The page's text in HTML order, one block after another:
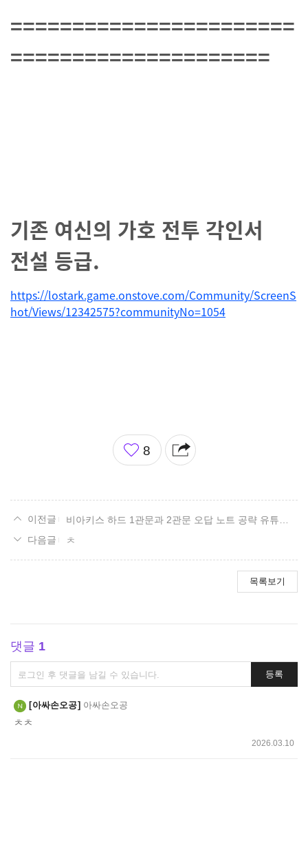
=======================
=====================
기존 여신의 가호 전투 각인서
전설 등급.
https://lostark.game.onstove.com/Community/ScreenS
hot/Views/12342575?communityNo=1054
좋
아
8
비아키스 하드 1관문과 2관문 오답 노트 공략 유튜브 영상 사이트 주소.
ㅊ
목록보기
댓글 1
댓
글
쓰
기
등록
아싸손오공 아싸손오공
ㅊㅊ
2026.03.10